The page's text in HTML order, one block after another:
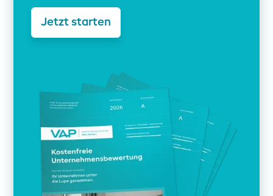
Jetzt starten